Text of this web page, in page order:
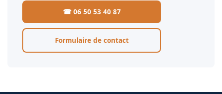
☎ 06 50 53 40 87
Formulaire de contact